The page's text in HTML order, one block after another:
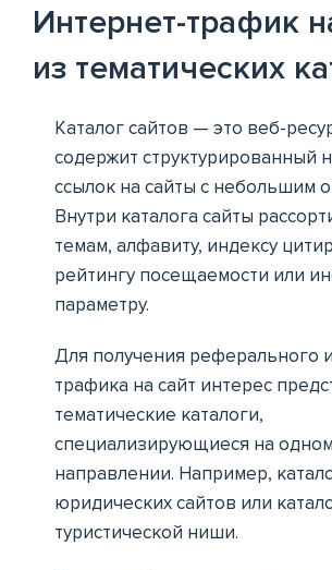
Интернет-трафик
из тематических
Каталог сайтов — это веб-
содержит структурированный
ссылок на сайты с небольшим
Внутри каталога сайты
темам, алфавиту, индексу
рейтингу посещаемости или
параметру.
Для получения реферального
трафика на сайт интерес
тематические каталоги,
специализирующиеся на одном
направлении. Например,
юридических сайтов или
туристической ниши.